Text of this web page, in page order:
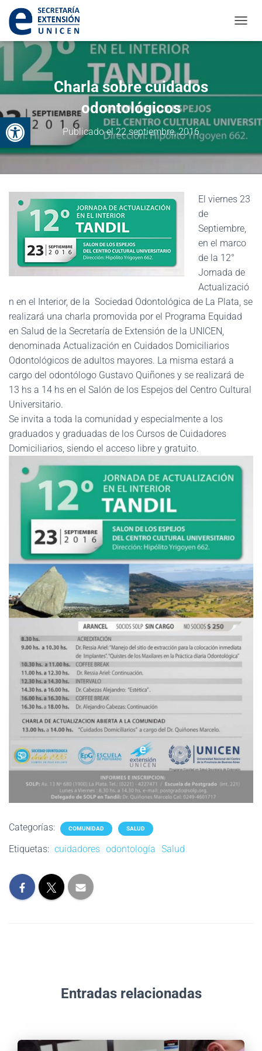
Abrir barra de herramientas
Charla sobre cuidados
odontológicos
Publicado el22 septiembre, 2016
El viernes 23
de
Septiembre,
en el marco
de la 12°
Jornada de
Actualizació
n en el Interior, de la Sociedad Odontológica de La Plata, se
realizará una charla promovida por el Programa Equidad
en Salud de la Secretaría de Extensión de la UNICEN,
denominada Actualización en Cuidados Domiciliarios
Odontológicos de adultos mayores. La misma estará a
cargo del odontólogo Gustavo Quiñones y se realizará de
13 hs a 14 hs en el Salón de los Espejos del Centro Cultural
Universitario.
Se invita a toda la comunidad y especialmente a los
graduados y graduadas de los Cursos de Cuidadores
Domiciliarios, siendo el acceso libre y gratuito.
Categorías: COMUNIDAD SALUD
Etiquetas: cuidadores odontología Salud
Entradas relacionadas